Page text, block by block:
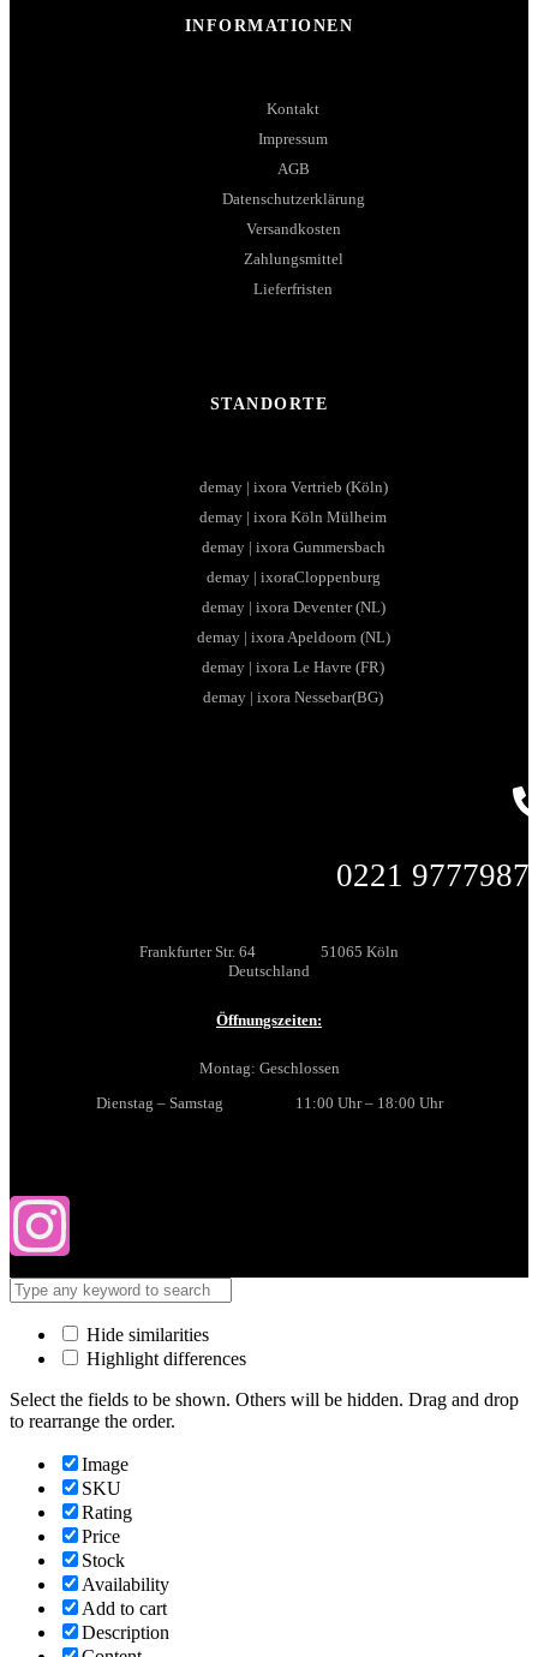
INFORMATIONEN
Kontakt
Impressum
AGB
Datenschutzerklärung
Versandkosten
Zahlungsmittel
Lieferfristen
STANDORTE
demay | ixora Vertrieb (Köln)
demay | ixora Köln Mülheim
demay | ixora Gummersbach
demay | ixoraCloppenburg
demay | ixora Deventer (NL)
demay | ixora Apeldoorn (NL)
demay | ixora Le Havre (FR)
demay | ixora Nessebar(BG)
0221
Frankfurter Str. 64 51065 Köln
Deutschland
Öffnungszeiten:
Montag: Geschlossen
Dienstag – Samstag 11:00 Uhr – 18:00 Uhr
Hide similarities
Highlight differences
Select the fields to be shown. Others will be hidden. Drag and drop
to rearrange the order.
Image
SKU
Rating
Price
Stock
Availability
Add to cart
Description